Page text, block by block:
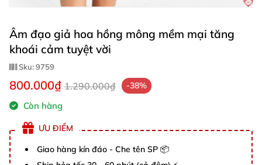
Âm đạo giả hoa hồng mông mềm mại tăng
khoái cảm tuyệt vời
Sku:9759
800.000₫ 1.290.000₫ -38%
Còn hàng
ƯU ĐIỂM
Giao hàng kín đáo - Che tên SP 📦